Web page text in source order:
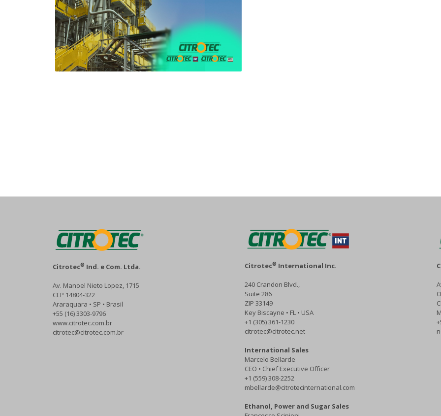
Citrotec® Ind. e Com. Ltda.
Av. Manoel Nieto Lopez, 1715
CEP 14804-322
Araraquara • SP • Brasil
+55 (16) 3303-9796
www.citrotec.com.br
citrotec@citrotec.com.br
Citrotec® International Inc.
240 Crandon Blvd.,
Suite 286
ZIP 33149
Key Biscayne • FL • USA
+1 (305) 361-1230
citrotec@citrotec.net
International Sales
Marcelo Bellarde
CEO • Chief Executive Officer
+1 (559) 308-2252
mbellarde@citrotecinternational.com
Ethanol, Power and Sugar Sales